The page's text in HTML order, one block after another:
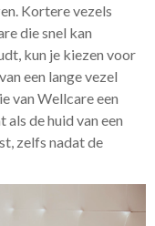
Kortere vezels
die snel kan
kun je kiezen voor
een lange vezel
van Wellcare een
de huid van een
zelfs nadat de